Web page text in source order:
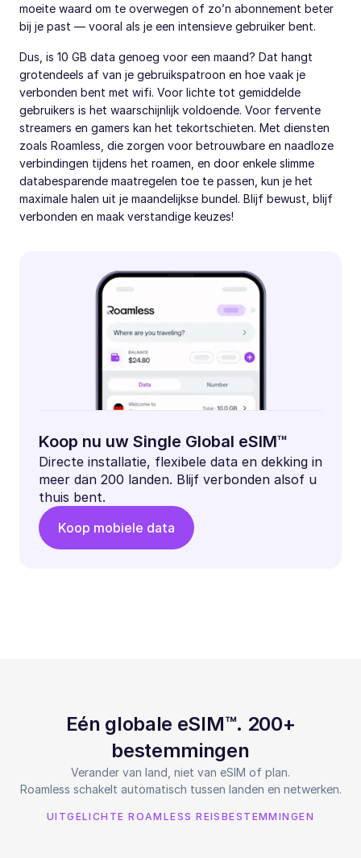
moeite waard om te overwegen of zo’n abonnement beter
bij je past — vooral als je een intensieve gebruiker bent.
Dus, is 10 GB data genoeg voor een maand? Dat hangt
grotendeels af van je gebruikspatroon en hoe vaak je
verbonden bent met wifi. Voor lichte tot gemiddelde
gebruikers is het waarschijnlijk voldoende. Voor fervente
streamers en gamers kan het tekortschieten. Met diensten
zoals Roamless, die zorgen voor betrouwbare en naadloze
verbindingen tijdens het roamen, en door enkele slimme
databesparende maatregelen toe te passen, kun je het
maximale halen uit je maandelijkse bundel. Blijf bewust, blijf
verbonden en maak verstandige keuzes!
Koop nu uw Single Global eSIM™
Directe installatie, flexibele data en dekking in
meer dan 200 landen. Blijf verbonden alsof u
thuis bent.
Koop mobiele data
Eén globale eSIM™. 200+
bestemmingen
Verander van land, niet van eSIM of plan.
Roamless schakelt automatisch tussen landen en netwerken.
UITGELICHTE ROAMLESS REISBESTEMMINGEN